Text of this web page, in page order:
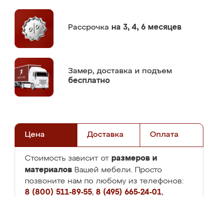
Рассрочка на 3, 4, 6 месяцев
Замер, доставка и подъем
бесплатно
Цена Доставка Оплата
Стоимость зависит от размеров и
материалов Вашей мебели. Просто
позвоните нам по любому из телефонов:
8 (800) 511-89-55, 8 (495) 665-24-01,